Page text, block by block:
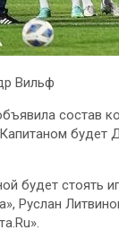
Вильф
состав
будет
будет стоять
Руслан